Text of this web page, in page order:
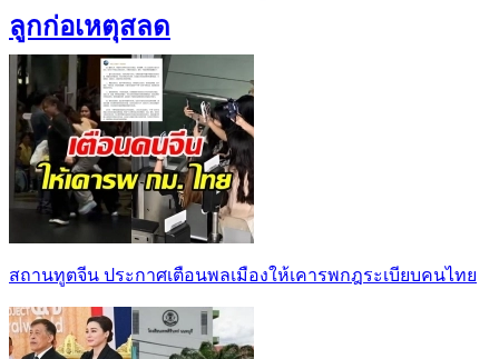
ลูกก่อเหตุสลด
สถานทูตจีน ประกาศเตือนพลเมืองให้เคารพกฎระเบียบคนไทย